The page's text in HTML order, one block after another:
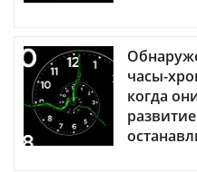
часы-
когда